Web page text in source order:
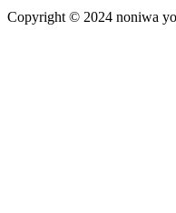
Copyright © 2024 noniwa